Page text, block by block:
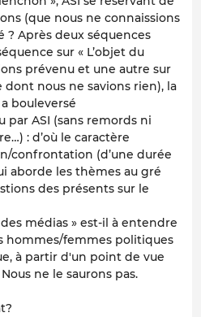
(que nous ne connaissions
? Après deux séquences
sur « L’objet du
prévenu et une autre sur
nous ne savions rien), la
bouleversé
par ASI (sans remords ni
: d’où le caractère
confrontation (d’une durée
aborde les thèmes au gré
des présents sur le
médias » est-il à entendre
hommes/femmes politiques
à partir d'un point de vue
ne le saurons pas.